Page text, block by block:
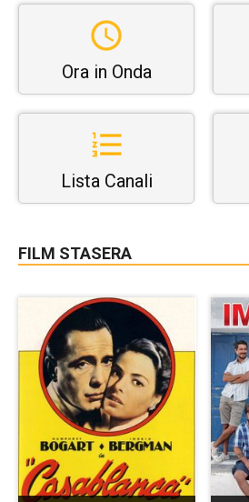
Ora in Onda
Lista Canali
FILM STASERA